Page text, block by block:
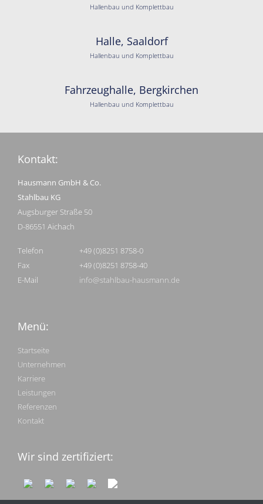
Hallenbau und Komplettbau
Halle, Saaldorf
Hallenbau und Komplettbau
Fahrzeughalle, Bergkirchen
Hallenbau und Komplettbau
Kontakt:
Hausmann GmbH & Co.
Stahlbau KG
Augsburger Straße 50
D-86551 Aichach
Telefon
Fax
E-Mail
+49 (0)8251 8758-0
+49 (0)8251 8758-40
info@stahlbau-hausmann.de
Menü:
Startseite
Unternehmen
Karriere
Leistungen
Referenzen
Kontakt
Wir sind zertifiziert: